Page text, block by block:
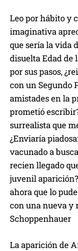
Leo por hábito y
imaginativa
que sería la vida
disuelta Edad de
por sus pasos,
con un Segundo
amistades en la
prometió
surrealista que
¿Enviaría
vacunado a
recien llegado
juvenil
ahora que lo
con una nueva y
Schoppenhauer
La aparición de